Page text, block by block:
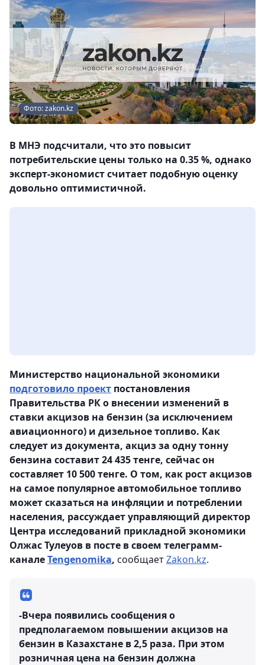
Фото: zakon.kz
В МНЭ подсчитали, что это повысит
потребительские цены только на 0.35 %, однако
эксперт-экономист считает подобную оценку
довольно оптимистичной.
Министерство национальной экономики
подготовило проект постановления
Правительства РК о внесении изменений в
ставки акцизов на бензин (за исключением
авиационного) и дизельное топливо. Как
следует из документа, акциз за одну тонну
бензина составит 24 435 тенге, сейчас он
составляет 10 500 тенге. О том, как рост акцизов
на самое популярное автомобильное топливо
может сказаться на инфляции и потреблении
населения, рассуждает управляющий директор
Центра исследований прикладной экономики
Олжас Тулеуов в посте в своем телеграмм-
каналеTengenomika, сообщаетZakon.kz.
-Вчера появились сообщения о
предполагаемом повышении акцизов на
бензин в Казахстане в 2,5 раза. При этом
розничная цена на бензин должна